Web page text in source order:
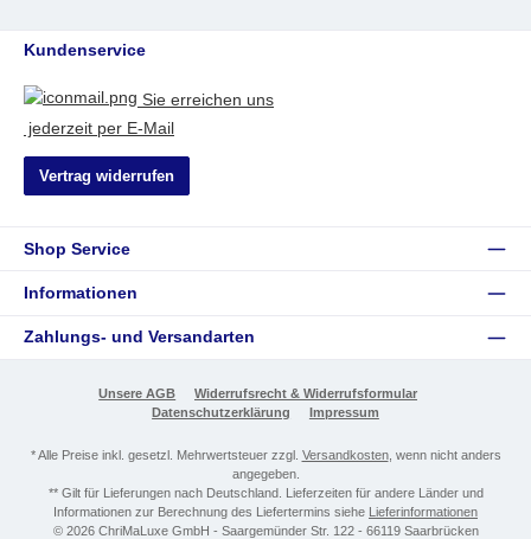
Kundenservice
Sie erreichen uns
jederzeit per E-Mail
Vertrag widerrufen
Shop Service
Informationen
Zahlungs- und Versandarten
Unsere AGB
Widerrufsrecht & Widerrufsformular
Datenschutzerklärung
Impressum
* Alle Preise inkl. gesetzl. Mehrwertsteuer zzgl. Versandkosten, wenn nicht anders
angegeben.
** Gilt für Lieferungen nach Deutschland. Lieferzeiten für andere Länder und
Informationen zur Berechnung des Liefertermins siehe Lieferinformationen
© 2026 ChriMaLuxe GmbH - Saargemünder Str. 122 - 66119 Saarbrücken